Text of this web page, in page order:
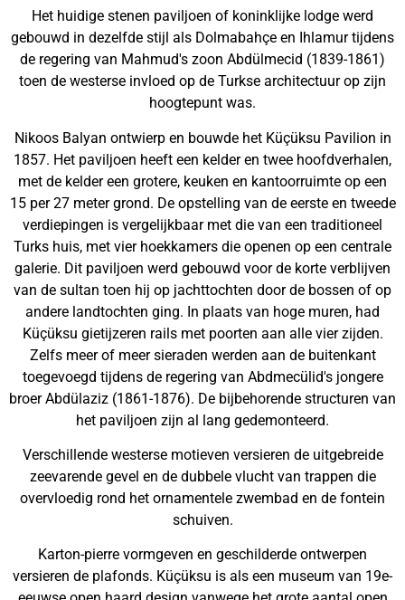
Het huidige stenen paviljoen of koninklijke lodge werd
gebouwd in dezelfde stijl als Dolmabahçe en Ihlamur tijdens
de regering van Mahmud's zoon Abdülmecid (1839-1861)
toen de westerse invloed op de Turkse architectuur op zijn
hoogtepunt was.
Nikoos Balyan ontwierp en bouwde het Küçüksu Pavilion in
1857. Het paviljoen heeft een kelder en twee hoofdverhalen,
met de kelder een grotere, keuken en kantoorruimte op een
15 per 27 meter grond. De opstelling van de eerste en tweede
verdiepingen is vergelijkbaar met die van een traditioneel
Turks huis, met vier hoekkamers die openen op een centrale
galerie. Dit paviljoen werd gebouwd voor de korte verblijven
van de sultan toen hij op jachttochten door de bossen of op
andere landtochten ging. In plaats van hoge muren, had
Küçüksu gietijzeren rails met poorten aan alle vier zijden.
Zelfs meer of meer sieraden werden aan de buitenkant
toegevoegd tijdens de regering van Abdmecülid's jongere
broer Abdülaziz (1861-1876). De bijbehorende structuren van
het paviljoen zijn al lang gedemonteerd.
Verschillende westerse motieven versieren de uitgebreide
zeevarende gevel en de dubbele vlucht van trappen die
overvloedig rond het ornamentele zwembad en de fontein
schuiven.
Karton-pierre vormgeven en geschilderde ontwerpen
versieren de plafonds. Küçüksu is als een museum van 19e-